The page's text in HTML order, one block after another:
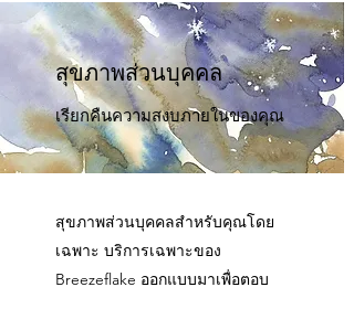
สุขภาพส่วนบุคคล
เรียกคืนความสงบภายในของคุณ
สุขภาพส่วนบุคคลสำหรับคุณโดย
เฉพาะ บริการเฉพาะของ
Breezeflake ออกแบบมาเพื่อตอบ